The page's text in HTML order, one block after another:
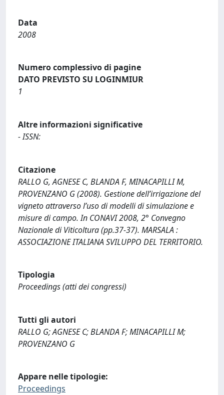
Data
2008
Numero complessivo di pagine
DATO PREVISTO SU LOGINMIUR
1
Altre informazioni significative
- ISSN:
Citazione
RALLO G, AGNESE C, BLANDA F, MINACAPILLI M,
PROVENZANO G (2008). Gestione dell’irrigazione del
vigneto attraverso l’uso di modelli di simulazione e
misure di campo. In CONAVI 2008, 2° Convegno
Nazionale di Viticoltura (pp.37-37). MARSALA :
ASSOCIAZIONE ITALIANA SVILUPPO DEL TERRITORIO.
Tipologia
Proceedings (atti dei congressi)
Tutti gli autori
RALLO G; AGNESE C; BLANDA F; MINACAPILLI M;
PROVENZANO G
Appare nelle tipologie:
Proceedings